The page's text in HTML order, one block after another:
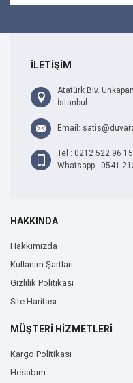
İLETİŞİM
Atatürk Blv.
İstanbul
Email:
Tel : 0212 522 96 15
Whatsapp : 0541
HAKKINDA
Hakkımızda
Kullanım Şartları
Gizlilik Politikası
Site Haritası
MÜŞTERİ HİZMETLERİ
Kargo Politikası
Hesabım